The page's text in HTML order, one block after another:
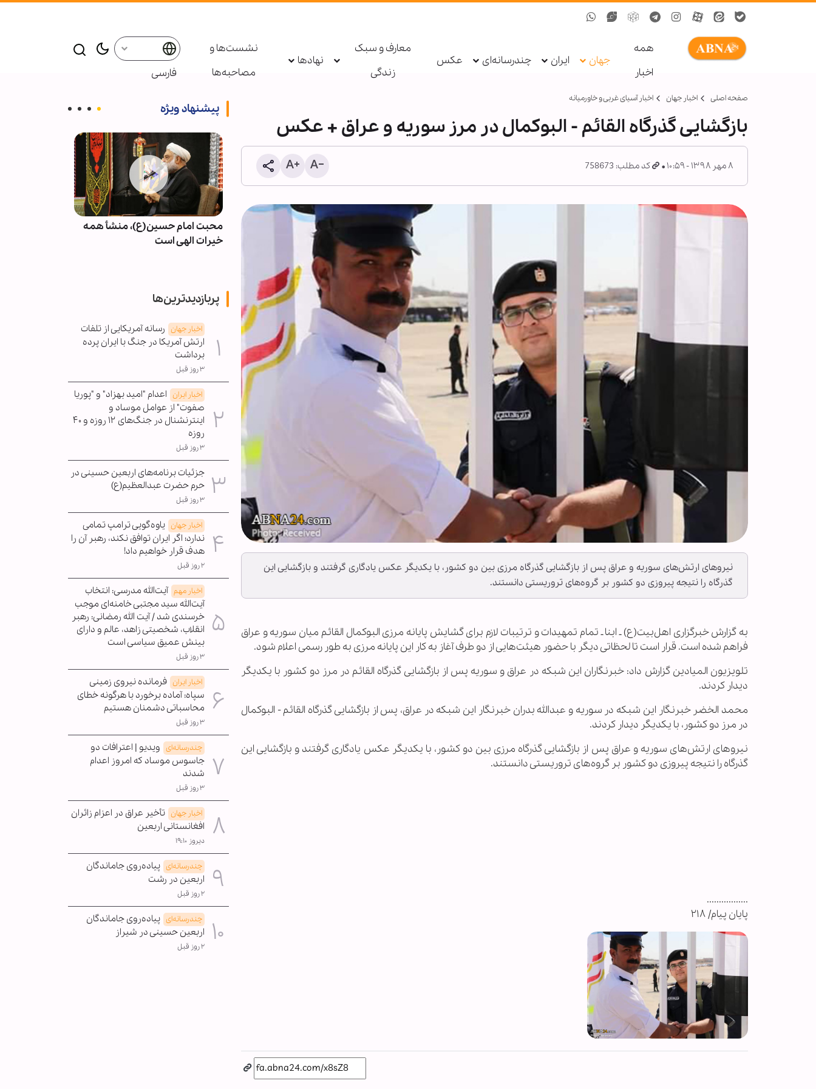
همه
اخبار
جهان ایران چندرسانه‌ای عکس
معارف و سبک
زندگی
نهادها
نشست‌ها و
مصاحبه‌ها
فارسی
صفحه اصلی اخبار جهان اخبار آسیای غربی و خاورمیانه
بازگشایی گذرگاه القائم - البوکمال در مرز سوریه و عراق + عکس
۸ مهر ۱۳۹۸ - ۱۰:۵۹ کد مطلب: 758673
نیرو‌های ارتش‌های سوریه و عراق پس از بازگشایی گذرگاه مرزی بین دو کشور، با یکدیگر عکس یادگاری گرفتند و بازگشایی این
گذرگاه را نتیجه پیروزی دو کشور بر گروه‌های تروریستی دانستند.
به گزارش خبرگزاری اهل‌بیت(ع) ـ ابنا ـ تمام تمهیدات و ترتیبات لازم برای گشایش پایانه مرزی البوکمال القائم میان سوریه و عراق
فراهم شده است. قرار است تا لحظاتی دیگر با حضور هیئت‌هایی از دو طرف آغاز به کار این پایانه مرزی به طور رسمی اعلام شود.
تلویزیون المیادین گزارش داد: خبرنگاران این شبکه در عراق و سوریه پس از بازگشایی گذرگاه القائم در مرز دو کشور با یکدیگر
دیدار کردند.
محمد الخضر خبرنگار این شبکه در سوریه و عبدالله بدران خبرنگار این شبکه در عراق، پس از بازگشایی گذرگاه القائم - البوکمال
در مرز دو کشور، با یکدیگر دیدار کردند.
نیرو‌های ارتش‌های سوریه و عراق پس از بازگشایی گذرگاه مرزی بین دو کشور، با یکدیگر عکس یادگاری گرفتند و بازگشایی این
گذرگاه را نتیجه پیروزی دو کشور بر گروه‌های تروریستی دانستند.
.................
پایان پیام/ ۲۱۸
پیشنهاد ویژه
معرفتِ سیدالشهداء علیه‌السلام
محبت امام حسین(ع)، منشأ همه
خیرات الهی است
پربازدیدترین‌ها
اخبار جهان رسانه آمریکایی از تلفات
ارتش آمریکا در جنگ با ایران پرده
برداشت
۳ روز قبل
اخبار ایران اعدام "امید بهزاد" و "پوریا
صفوت" از عوامل موساد و
اینترنشنال در جنگ‌های ۱۲ روزه و ۴۰
روزه
۳ روز قبل
جزئیات برنامه‌های اربعین حسینی در
حرم حضرت عبدالعظیم(ع)
۳ روز قبل
اخبار جهان یاوه‌گویی ترامپ تمامی
ندارد؛ اگر ایران توافق نکند، رهبر آن را
هدف قرار خواهیم داد!
۲ روز قبل
اخبار مهم آیت‌الله مدرسی: انتخاب
آیت‌الله سید مجتبی خامنه‌ای موجب
خرسندی شد / آیت الله رمضانی: رهبر
انقلاب، شخصیتی زاهد، عالم و دارای
بینش عمیق سیاسی است
۳ روز قبل
اخبار ایران فرمانده نیروی زمینی
سپاه: آماده برخورد با هرگونه خطای
محاسباتی دشمنان هستیم
۳ روز قبل
چندرسانه‌ای ویدیو | اعترافات دو
جاسوس موساد که امروز اعدام
شدند
۳ روز قبل
اخبار جهان تأخیر عراق در اعزام زائران
افغانستانی اربعین
دیروز ۱۹:۱۰
چندرسانه‌ای پیاده‌روی جاماندگان
اربعین در رشت
۲ روز قبل
چندرسانه‌ای پیاده‌روی جاماندگان
اربعین حسینی در شیراز
۲ روز قبل